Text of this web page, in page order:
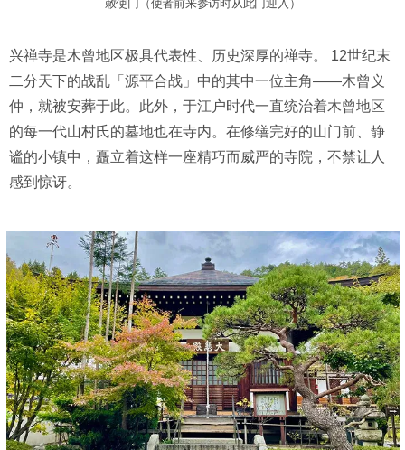
敕使门（使者前来参访时从此门迎入）
兴禅寺是木曾地区极具代表性、历史深厚的禅寺。 12世纪末
二分天下的战乱「源平合战」中的其中一位主角——木曾义
仲，就被安葬于此。此外，于江户时代一直统治着木曾地区
的每一代山村氏的墓地也在寺内。在修缮完好的山门前、静
谧的小镇中，矗立着这样一座精巧而威严的寺院，不禁让人
感到惊讶。